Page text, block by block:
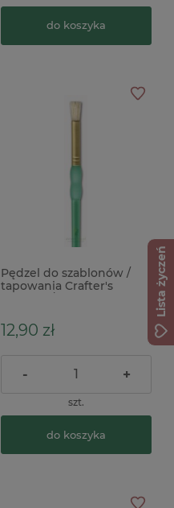
do koszyka
Pędzel do szablonów /
tapowania Crafter's
12,90 zł
- +
szt.
do koszyka
Lista życzeń